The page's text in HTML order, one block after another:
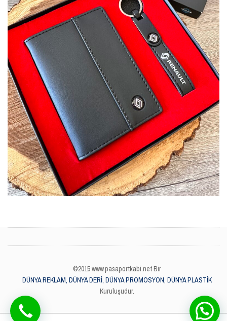
©2015 www.pasaportkabi.net Bir
DÜNYA REKLAM, DÜNYA DERİ, DÜNYA PROMOSYON, DÜNYA PLASTİK
Kuruluşudur.